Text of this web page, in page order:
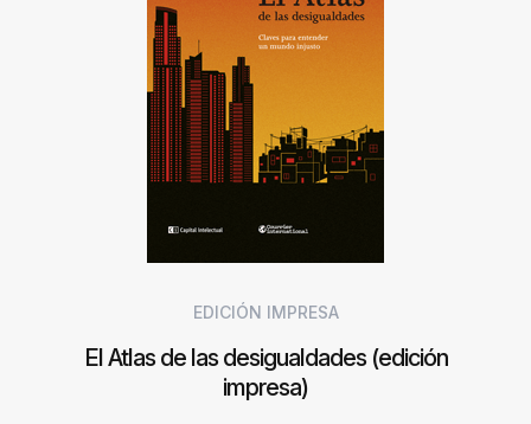
EDICIÓN IMPRESA
El Atlas de las desigualdades (edición
impresa)